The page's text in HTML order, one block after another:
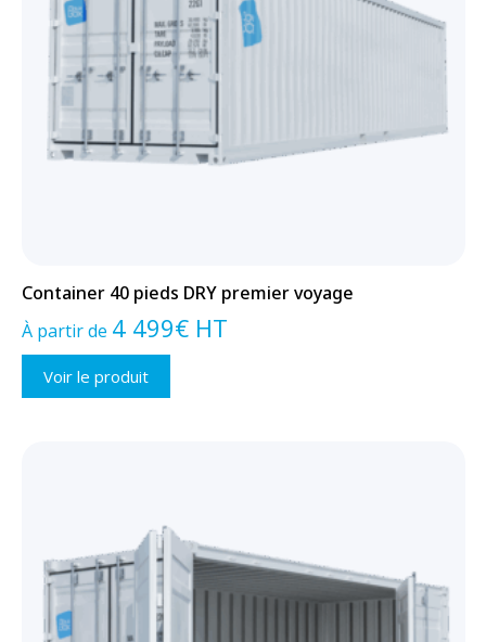
Container 40 pieds DRY premier voyage
À partir de 4 499€HT
Voir le produit